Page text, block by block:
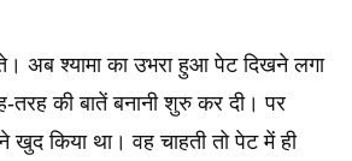
अब श्यामा का उभरा हुआ पेट दिखने लगा
तरह की बातें बनानी शुरु कर दी। पर
खुद किया था। वह चाहती तो पेट में ही